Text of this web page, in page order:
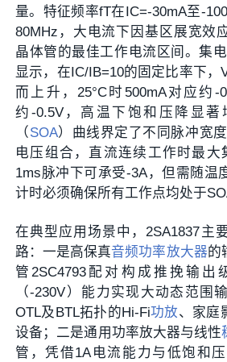
量。特征频率fT在IC=-30mA至-
80MHz，大电流下因基区展宽效
晶体管的最佳工作电流区间。集
显示，在IC/IB=10的固定比率下，
而上升，25°C时500mA对应约-
约-0.5V，高温下饱和压降显著
（ SOA）曲线界定了不同脉冲宽
电压组合，直流连续工作时最大
1ms脉冲下可承受-3A，但需随温
计时必须确保所有工作点均处于
在典型应用场景中，2SA1837主
路：一是高保真音频功率放大器的
管2SC4793配对构成推挽输出
（-230V）能力实现大动态范围
OTL及BTL拓扑的Hi-Fi功放、家庭
设备；二是通用功率放大器与线性
管，凭借1A电流能力与低饱和